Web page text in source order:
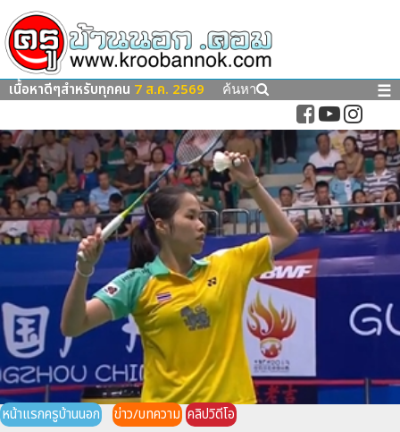
เนื้อหาดีๆสำหรับทุกคน 7 ส.ค. 2569 ค้นหา ☰
หน้าแรกครูบ้านนอก ข่าว/บทความ คลิปวิดีโอ